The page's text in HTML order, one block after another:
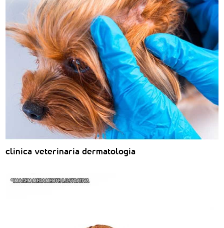
clinica veterinaria dermatologia